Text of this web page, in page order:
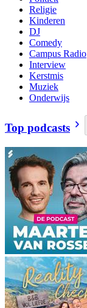
Religie
Kinderen
DJ
Comedy
Campus Radio
Interview
Kerstmis
Muziek
Onderwijs
Top podcasts